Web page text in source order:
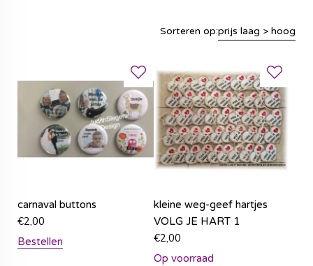
Sorteren op:prijs laag > hoog
carnaval buttons
€2,00
Bestellen
kleine weg-geef hartjes
VOLG JE HART 1
€2,00
Op voorraad